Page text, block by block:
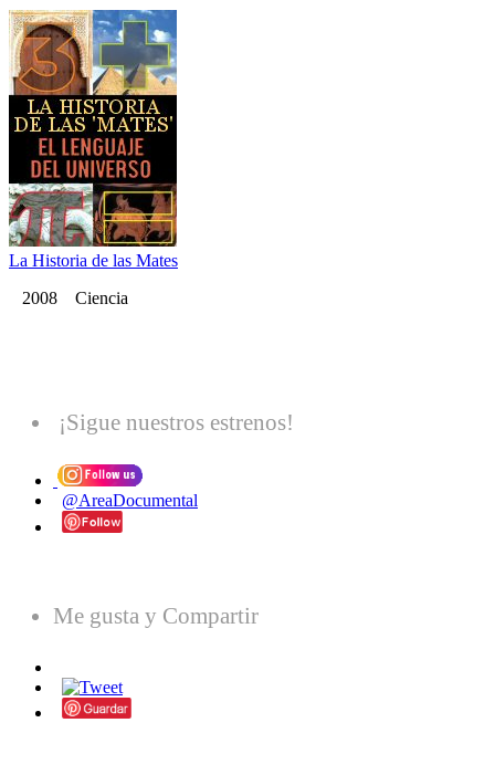
La Historia de las Mates
2008 Ciencia
¡Sigue nuestros estrenos!
@AreaDocumental
Me gusta y Compartir